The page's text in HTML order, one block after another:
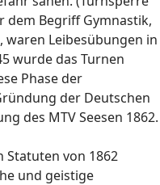
dem Begriff Gymnastik,
Leibesübungen in
wurde das Turnen
Phase der
der Deutschen
des MTV Seesen 1862.
Statuten von 1862
und geistige